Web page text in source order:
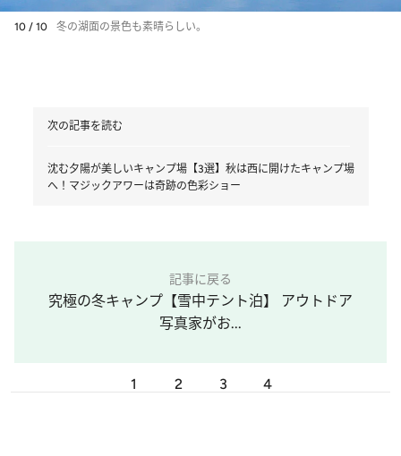
10 / 10 冬の湖面の景色も素晴らしい。
次の記事を読む
沈む夕陽が美しいキャンプ場【3選】秋は西に開けたキャンプ場
へ！マジックアワーは奇跡の色彩ショー
記事に戻る
究極の冬キャンプ【雪中テント泊】 アウトドア
写真家がお...
1 2 3 4